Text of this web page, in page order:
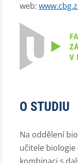
web:
O STUDIU
Na oddělení
učitele biologie